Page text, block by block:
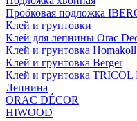
Пробковая подложка
Клей и грунтовки
Клей для лепнины Orac
Клей и грунтовка Homakoll
Клей и грунтовка Berger
Клей и грунтовка TRICOL
Лепнина
ORAC DÉCOR
HIWOOD